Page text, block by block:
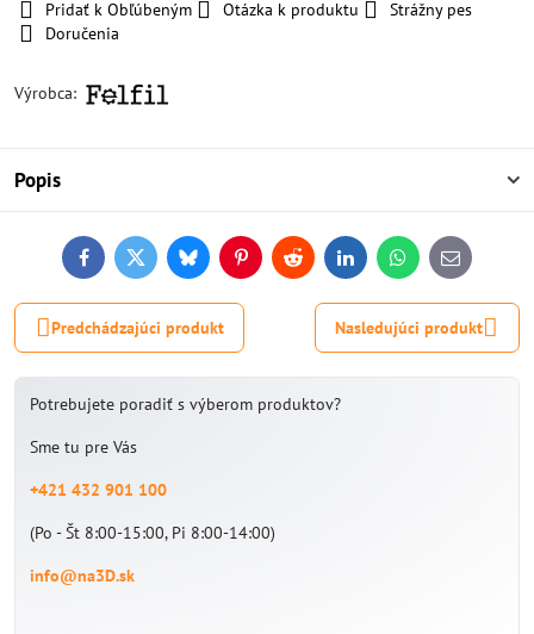
Pridať k Obľúbeným Otázka k produktu
Strážny pes
Doručenia
Výrobca:
Popis
FacebookTwitterBlueskyPinterestReddit LinkedInWhatsApp
E-
mail
Predchádzajúci produkt Nasledujúci produkt
Potrebujete poradiť s výberom produktov?
Sme tu pre Vás
+421 432 901 100
(Po - Št 8:00-15:00, Pi 8:00-14:00)
info@na3D.sk